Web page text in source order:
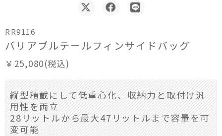
RR9116
バリアブルテールフィンサイドバッグ
￥25,080(税込)
縦型積載にして低重心化、収納力と取付け汎
用性を両立
28リットルから最大47リットルまで容量を可
変可能